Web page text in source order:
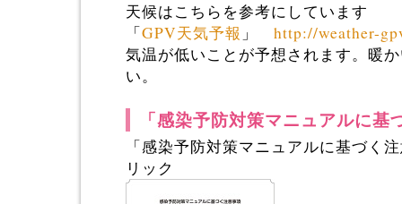
天候はこちらを参考にしています
「GPV天気予報 」 http://weather-
気温が低いことが予想されます。暖
い。
「感染予防対策マニュアルに基
「感染予防対策マニュアルに基づく
リック